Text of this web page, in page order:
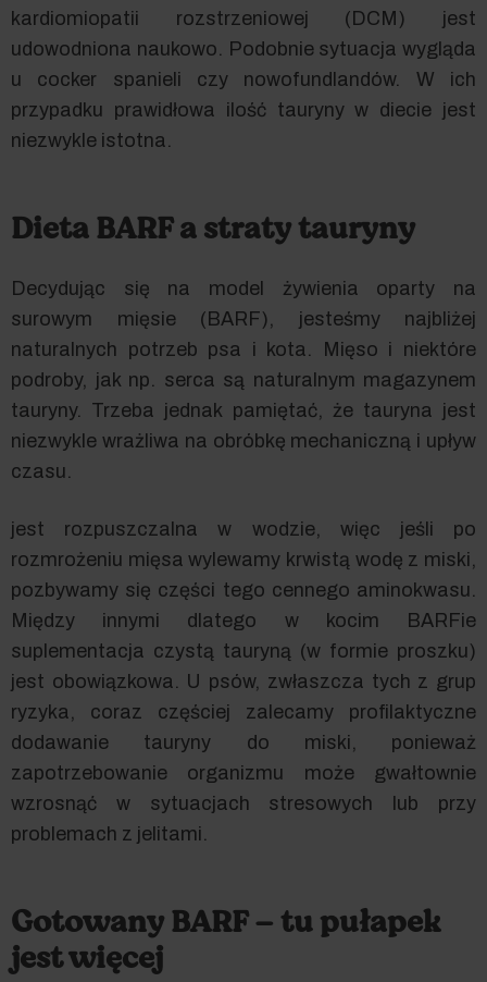
kardiomiopatii rozstrzeniowej (DCM) jest
udowodniona naukowo. Podobnie sytuacja wygląda
u cocker spanieli czy nowofundlandów. W ich
przypadku prawidłowa ilość tauryny w diecie jest
niezwykle istotna.
Dieta BARF a straty tauryny
Decydując się na model żywienia oparty na
surowym mięsie (BARF), jesteśmy najbliżej
naturalnych potrzeb psa i kota. Mięso i niektóre
podroby, jak np. serca są naturalnym magazynem
tauryny. Trzeba jednak pamiętać, że tauryna jest
niezwykle wrażliwa na obróbkę mechaniczną i upływ
czasu.
jest rozpuszczalna w wodzie, więc jeśli po
rozmrożeniu mięsa wylewamy krwistą wodę z miski,
pozbywamy się części tego cennego aminokwasu.
Między innymi dlatego w kocim BARFie
suplementacja czystą tauryną (w formie proszku)
jest obowiązkowa. U psów, zwłaszcza tych z grup
ryzyka, coraz częściej zalecamy profilaktyczne
dodawanie tauryny do miski, ponieważ
zapotrzebowanie organizmu może gwałtownie
wzrosnąć w sytuacjach stresowych lub przy
problemach z jelitami.
Gotowany BARF – tu pułapek
jest więcej